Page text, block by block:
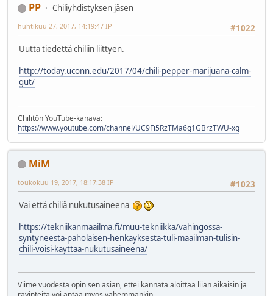
PP
Chiliyhdistyksen jäsen
#1022
huhtikuu 27, 2017, 14:19:47 IP
Uutta tiedettä chiliin liittyen.
http://today.uconn.edu/2017/04/chili-pepper-marijuana-calm-
gut/
Chilitön YouTube-kanava:
https://www.youtube.com/channel/UC9Fi5RzTMa6g1GBrzTWU-xg
MiM
#1023
toukokuu 19, 2017, 18:17:38 IP
Vai että chiliä nukutusaineena
https://tekniikanmaailma.fi/muu-tekniikka/vahingossa-
syntyneesta-paholaisen-henkayksesta-tuli-maailman-tulisin-
chili-voisi-kayttaa-nukutusaineena/
Viime vuodesta opin sen asian, ettei kannata aloittaa liian aikaisin ja